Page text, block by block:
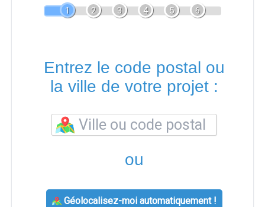
1 2 3 4 5 6
Entrez le code postal ou
la ville de votre projet :
ou
Géolocalisez-moi automatiquement !